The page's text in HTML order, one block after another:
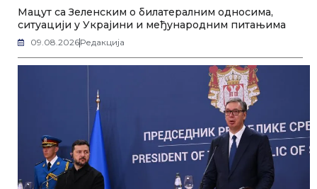
Мацут са Зеленским о билатералним односима,
ситуацији у Украјини и међународним питањима
09.08.2026Редакција